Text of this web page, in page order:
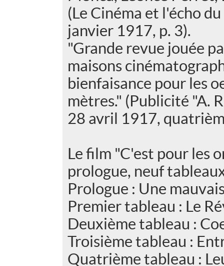
(Le Cinéma et l'écho
janvier 1917, p. 3).
"Grande revue jouée
maisons
bienfaisance pour les
mètres." (Publicité "A.
28 avril 1917,
Le film "C'est pour les
prologue, neuf
Prologue : Une
Premier tableau : Le
Deuxième tableau :
Troisième tableau :
Quatrième tableau :